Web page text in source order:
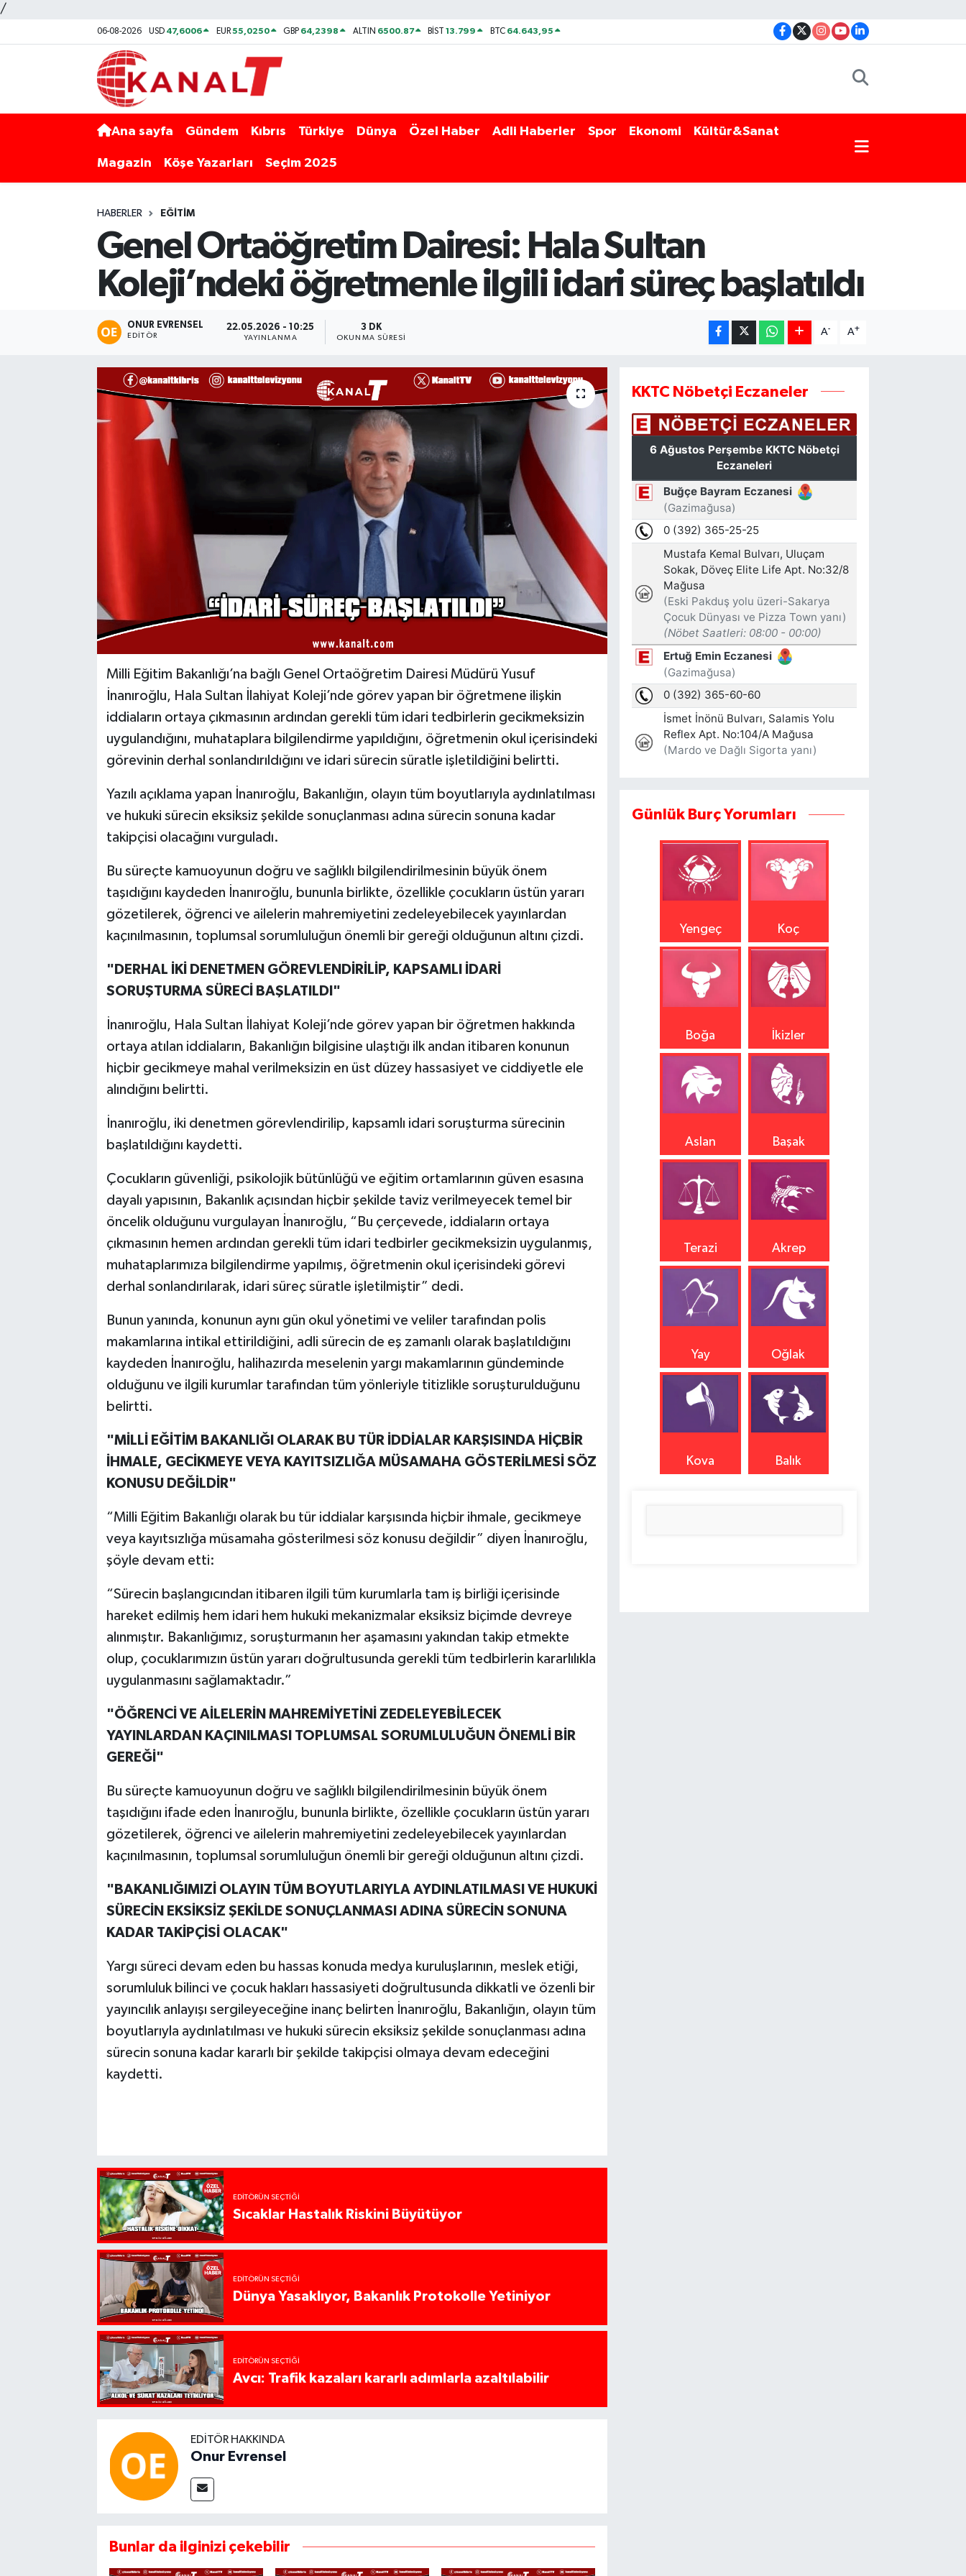
/
06-08-2026 USD 47,6006 EUR55,0250 GBP 64,2398 ALTIN 6500.87 BİST13.799 BTC 64.643,95
Ana sayfa Gündem Kıbrıs Türkiye Dünya Özel Haber Adli Haberler Spor Ekonomi Kültür&Sanat
Magazin Köşe Yazarları Seçim 2025
HABERLER EĞITIM
Genel Ortaöğretim Dairesi: Hala Sultan
Koleji’ndeki öğretmenle ilgili idari süreç başlatıldı
ONUR EVRENSEL
EDITÖR
22.05.2026 - 10:25
YAYINLANMA
3 DK
OKUNMA SÜRESI
A- A+
Milli Eğitim Bakanlığı’na bağlı Genel Ortaöğretim Dairesi Müdürü Yusuf
İnanıroğlu, Hala Sultan İlahiyat Koleji’nde görev yapan bir öğretmene ilişkin
iddiaların ortaya çıkmasının ardından gerekli tüm idari tedbirlerin gecikmeksizin
uygulandığını, muhataplara bilgilendirme yapıldığını, öğretmenin okul içerisindeki
görevinin derhal sonlandırıldığını ve idari sürecin süratle işletildiğini belirtti.
Yazılı açıklama yapan İnanıroğlu, Bakanlığın, olayın tüm boyutlarıyla aydınlatılması
ve hukuki sürecin eksiksiz şekilde sonuçlanması adına sürecin sonuna kadar
takipçisi olacağını vurguladı.
Bu süreçte kamuoyunun doğru ve sağlıklı bilgilendirilmesinin büyük önem
taşıdığını kaydeden İnanıroğlu, bununla birlikte, özellikle çocukların üstün yararı
gözetilerek, öğrenci ve ailelerin mahremiyetini zedeleyebilecek yayınlardan
kaçınılmasının, toplumsal sorumluluğun önemli bir gereği olduğunun altını çizdi.
"DERHAL İKİ DENETMEN GÖREVLENDİRİLİP, KAPSAMLI İDARİ
SORUŞTURMA SÜRECİ BAŞLATILDI"
İnanıroğlu, Hala Sultan İlahiyat Koleji’nde görev yapan bir öğretmen hakkında
ortaya atılan iddiaların, Bakanlığın bilgisine ulaştığı ilk andan itibaren konunun
hiçbir gecikmeye mahal verilmeksizin en üst düzey hassasiyet ve ciddiyetle ele
alındığını belirtti.
İnanıroğlu, iki denetmen görevlendirilip, kapsamlı idari soruşturma sürecinin
başlatıldığını kaydetti.
Çocukların güvenliği, psikolojik bütünlüğü ve eğitim ortamlarının güven esasına
dayalı yapısının, Bakanlık açısından hiçbir şekilde taviz verilmeyecek temel bir
öncelik olduğunu vurgulayan İnanıroğlu, “Bu çerçevede, iddiaların ortaya
çıkmasının hemen ardından gerekli tüm idari tedbirler gecikmeksizin uygulanmış,
muhataplarımıza bilgilendirme yapılmış, öğretmenin okul içerisindeki görevi
derhal sonlandırılarak, idari süreç süratle işletilmiştir” dedi.
Bunun yanında, konunun aynı gün okul yönetimi ve veliler tarafından polis
makamlarına intikal ettirildiğini, adli sürecin de eş zamanlı olarak başlatıldığını
kaydeden İnanıroğlu, halihazırda meselenin yargı makamlarının gündeminde
olduğunu ve ilgili kurumlar tarafından tüm yönleriyle titizlikle soruşturulduğunu
belirtti.
"MİLLİ EĞİTİM BAKANLIĞI OLARAK BU TÜR İDDİALAR KARŞISINDA HİÇBİR
İHMALE, GECİKMEYE VEYA KAYITSIZLIĞA MÜSAMAHA GÖSTERİLMESİ SÖZ
KONUSU DEĞİLDİR"
“Milli Eğitim Bakanlığı olarak bu tür iddialar karşısında hiçbir ihmale, gecikmeye
veya kayıtsızlığa müsamaha gösterilmesi söz konusu değildir” diyen İnanıroğlu,
şöyle devam etti:
“Sürecin başlangıcından itibaren ilgili tüm kurumlarla tam iş birliği içerisinde
hareket edilmiş hem idari hem hukuki mekanizmalar eksiksiz biçimde devreye
alınmıştır. Bakanlığımız, soruşturmanın her aşamasını yakından takip etmekte
olup, çocuklarımızın üstün yararı doğrultusunda gerekli tüm tedbirlerin kararlılıkla
uygulanmasını sağlamaktadır.”
"ÖĞRENCİ VE AİLELERİN MAHREMİYETİNİ ZEDELEYEBİLECEK
YAYINLARDAN KAÇINILMASI TOPLUMSAL SORUMLULUĞUN ÖNEMLİ BİR
GEREĞİ"
Bu süreçte kamuoyunun doğru ve sağlıklı bilgilendirilmesinin büyük önem
taşıdığını ifade eden İnanıroğlu, bununla birlikte, özellikle çocukların üstün yararı
gözetilerek, öğrenci ve ailelerin mahremiyetini zedeleyebilecek yayınlardan
kaçınılmasının, toplumsal sorumluluğun önemli bir gereği olduğunun altını çizdi.
"BAKANLIĞIMIZİ OLAYIN TÜM BOYUTLARIYLA AYDINLATILMASI VE HUKUKİ
SÜRECİN EKSİKSİZ ŞEKİLDE SONUÇLANMASI ADINA SÜRECİN SONUNA
KADAR TAKİPÇİSİ OLACAK"
Yargı süreci devam eden bu hassas konuda medya kuruluşlarının, meslek etiği,
sorumluluk bilinci ve çocuk hakları hassasiyeti doğrultusunda dikkatli ve özenli bir
yayıncılık anlayışı sergileyeceğine inanç belirten İnanıroğlu, Bakanlığın, olayın tüm
boyutlarıyla aydınlatılması ve hukuki sürecin eksiksiz şekilde sonuçlanması adına
sürecin sonuna kadar kararlı bir şekilde takipçisi olmaya devam edeceğini
kaydetti.
EDITÖRÜN SEÇTIĞI
Sıcaklar Hastalık Riskini Büyütüyor
EDITÖRÜN SEÇTIĞI
Dünya Yasaklıyor, Bakanlık Protokolle Yetiniyor
EDITÖRÜN SEÇTIĞI
Avcı: Trafik kazaları kararlı adımlarla azaltılabilir
EDITÖR HAKKINDA
Onur Evrensel
Bunlar da ilginizi çekebilir
KKTC Nöbetçi Eczaneler
Günlük Burç Yorumları
Yengeç Koç
Boğa İkizler
Aslan Başak
Terazi Akrep
Yay Oğlak
Kova Balık